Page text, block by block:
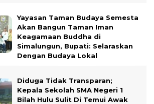
Yayasan Taman Budaya Semesta
Akan Bangun Taman Iman
Keagamaan Buddha di
Simalungun, Bupati: Selaraskan
Dengan Budaya Lokal
Diduga Tidak Transparan;
Kepala Sekolah SMA Negeri 1
Bilah Hulu Sulit Di Temui Awak